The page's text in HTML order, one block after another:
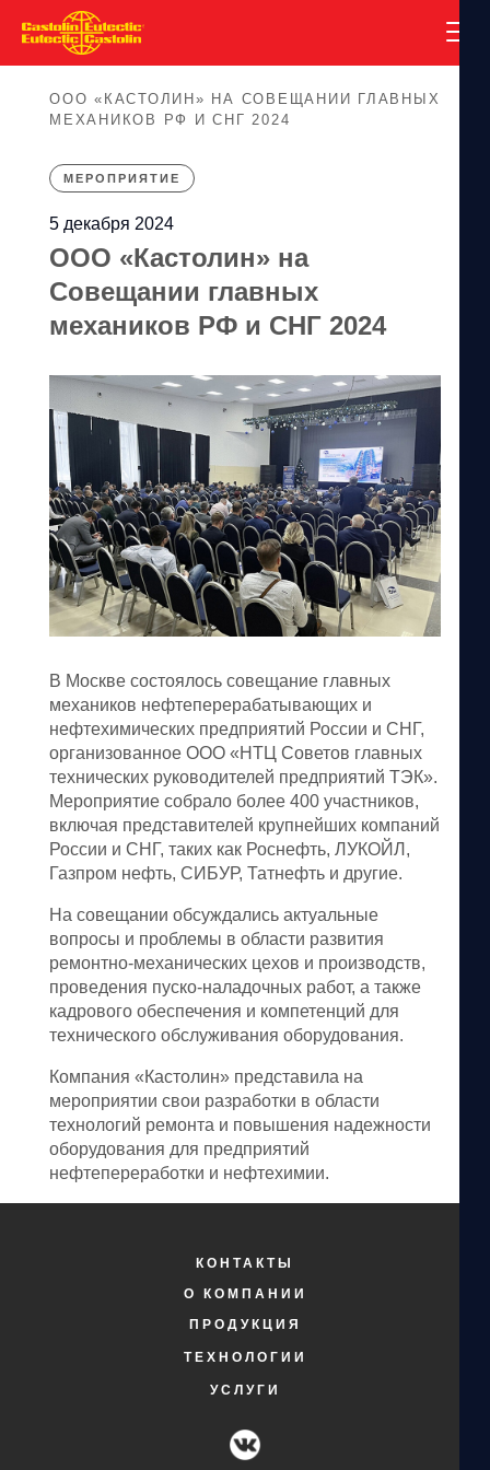
ООО «КАСТОЛИН» НА СОВЕЩАНИИ ГЛАВНЫХ
МЕХАНИКОВ РФ И СНГ 2024
МЕРОПРИЯТИЕ
5 декабря 2024
ООО «Кастолин» на
Совещании главных
механиков РФ и СНГ 2024
В Москве состоялось совещание главных
механиков нефтеперерабатывающих и
нефтехимических предприятий России и СНГ,
организованное ООО «НТЦ Советов главных
технических руководителей предприятий ТЭК».
Мероприятие собрало более 400 участников,
включая представителей крупнейших компаний
России и СНГ, таких как Роснефть, ЛУКОЙЛ,
Газпром нефть, СИБУР, Татнефть и другие.
На совещании обсуждались актуальные
вопросы и проблемы в области развития
ремонтно-механических цехов и производств,
проведения пуско-наладочных работ, а также
кадрового обеспечения и компетенций для
технического обслуживания оборудования.
Компания «Кастолин» представила на
мероприятии свои разработки в области
технологий ремонта и повышения надежности
оборудования для предприятий
нефтепереработки и нефтехимии.
КОНТАКТЫ
О КОМПАНИИ
ПРОДУКЦИЯ
ТЕХНОЛОГИИ
УСЛУГИ